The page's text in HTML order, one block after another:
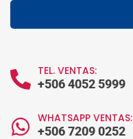
TEL. VENTAS:
+506 4052 5999
WHATSAPP VENTAS:
+506 7209 0252